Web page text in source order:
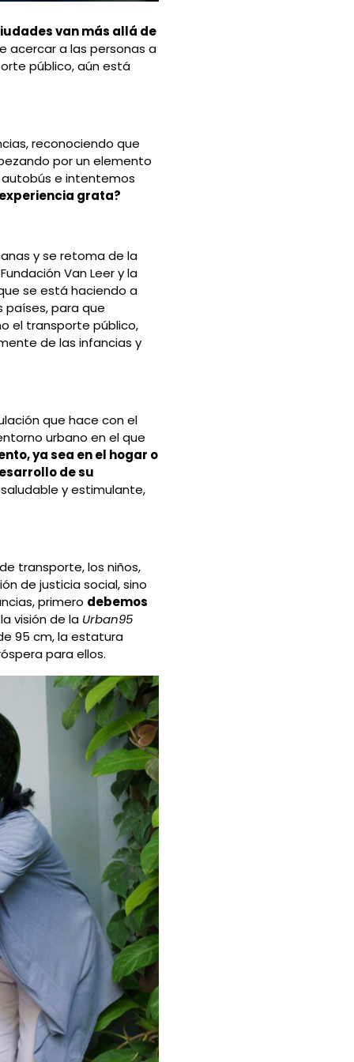
van más allá de
acercar a las personas a
público, aún está
reconociendo que
por un elemento
autobús e intentemos
grata?
y se retoma de la
Van Leer y la
se está haciendo a
para que
el transporte público,
de las infancias y
que hace con el
urbano en el que
ya sea en el hogar o
de su
y estimulante,
transporte, los niños,
de justicia social, sino
primero debemos
visión de la Urban95
95 cm, la estatura
para ellos.